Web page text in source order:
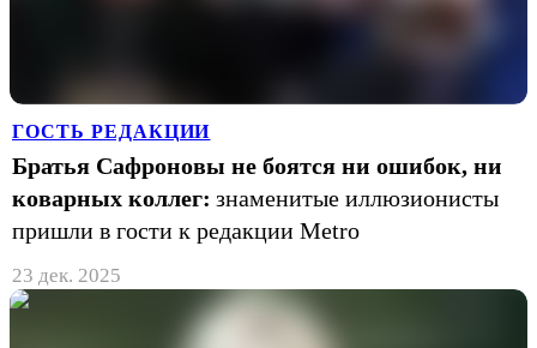
ГОСТЬ РЕДАКЦИИ
Братья Сафроновы не боятся ни ошибок, ни
коварных коллег: знаменитые иллюзионисты
пришли в гости к редакции Metro
23 дек. 2025